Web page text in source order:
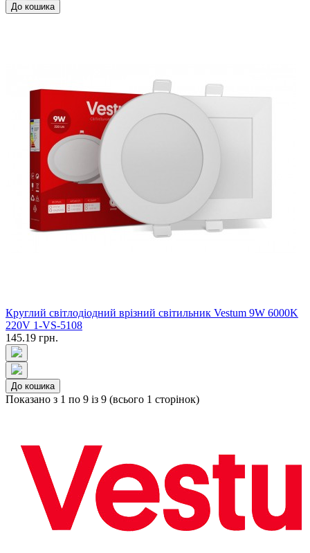
До кошика
Круглий світлодіодний врізний світильник Vestum 9W 6000K
220V 1-VS-5108
145.19 грн.
До кошика
Показано з 1 по 9 із 9 (всього 1 сторінок)